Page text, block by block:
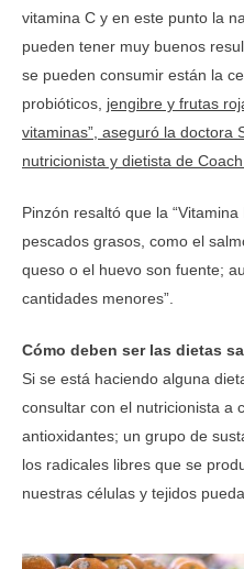
vitamina C y en este punto la
pueden tener muy buenos
se pueden consumir están la
probióticos, jengibre y frutas
vitaminas”, aseguró la doctora
nutricionista y dietista de
Pinzón resaltó que la
pescados grasos, como el
queso o el huevo son fuente;
cantidades menores”.
Cómo deben ser las dietas
Si se está haciendo alguna
consultar con el nutricionista a
antioxidantes; un grupo de
los radicales libres que se
nuestras células y tejidos